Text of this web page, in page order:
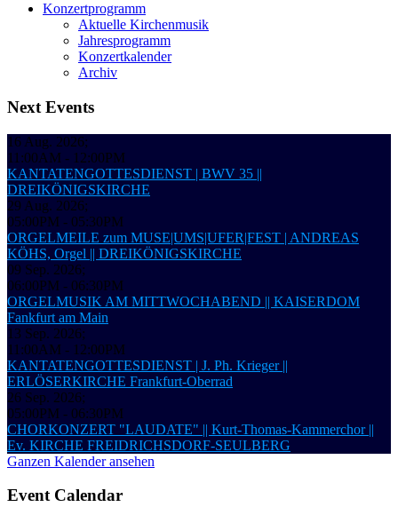
Konzertprogramm
Aktuelle Kirchenmusik
Jahresprogramm
Konzertkalender
Archiv
Next Events
16 Aug. 2026;
11:00AM - 12:00PM
KANTATENGOTTESDIENST | BWV 35 ||
DREIKÖNIGSKIRCHE
29 Aug. 2026;
05:00PM - 05:30PM
ORGELMEILE zum MUSE|UMS|UFER|FEST | ANDREAS
KÖHS, Orgel || DREIKÖNIGSKIRCHE
09 Sep. 2026;
06:00PM - 06:30PM
ORGELMUSIK AM MITTWOCHABEND || KAISERDOM
Fankfurt am Main
13 Sep. 2026;
11:00AM - 12:00PM
KANTATENGOTTESDIENST | J. Ph. Krieger ||
ERLÖSERKIRCHE Frankfurt-Oberrad
26 Sep. 2026;
05:00PM - 06:30PM
CHORKONZERT "LAUDATE" || Kurt-Thomas-Kammerchor ||
Ev. KIRCHE FREIDRICHSDORF-SEULBERG
Ganzen Kalender ansehen
Event Calendar